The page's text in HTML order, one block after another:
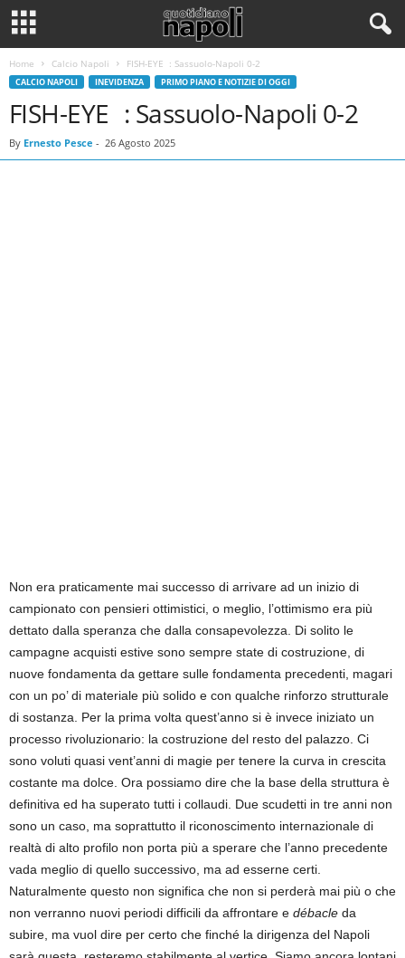
Home Calcio Napoli FISH-EYE : Sassuolo-Napoli 0-2
CALCIO NAPOLI INEVIDENZA PRIMO PIANO E NOTIZIE DI OGGI
FISH-EYE : Sassuolo-Napoli 0-2
By Ernesto Pesce - 26 Agosto 2025
Non era praticamente mai successo di arrivare ad un inizio di
campionato con pensieri ottimistici, o meglio, l’ottimismo era più
dettato dalla speranza che dalla consapevolezza. Di solito le
campagne acquisti estive sono sempre state di costruzione, di
nuove fondamenta da gettare sulle fondamenta precedenti, magari
con un po’ di materiale più solido e con qualche rinforzo strutturale
di sostanza. Per la prima volta quest’anno si è invece iniziato un
processo rivoluzionario: la costruzione del resto del palazzo. Ci
sono voluti quasi vent’anni di magie per tenere la curva in crescita
costante ma dolce. Ora possiamo dire che la base della struttura è
definitiva ed ha superato tutti i collaudi. Due scudetti in tre anni non
sono un caso, ma soprattutto il riconoscimento internazionale di
realtà di alto profilo non porta più a sperare che l’anno precedente
vada meglio di quello successivo, ma ad esserne certi.
Naturalmente questo non significa che non si perderà mai più o che
non verranno nuovi periodi difficili da affrontare e débacle da
subire, ma vuol dire per certo che finché la dirigenza del Napoli